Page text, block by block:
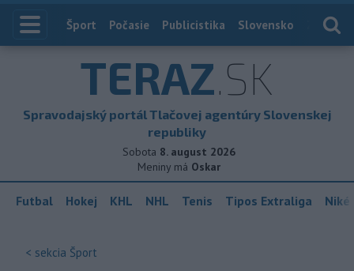
Index
Šport Počasie Publicistika Slovensko
TERAZ.SK
Spravodajský portál Tlačovej agentúry Slovenskej
republiky
Sobota 8. august 2026
Meniny má Oskar
Futbal Hokej KHL NHL Tenis Tipos Extraliga
< sekcia Šport